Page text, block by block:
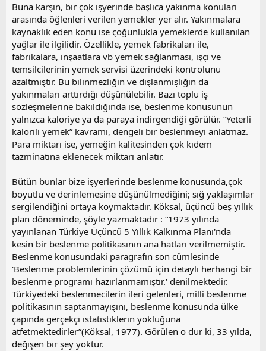
i
Buna karşın, bir çok işyerinde başlıca yakınma konuları
arasında öğlenleri verilen yemekler yer alır. Yakınmalara
kaynaklık eden konu ise çoğunlukla yemeklerde kullanılan
yağlar ile ilgilidir. Özellikle, yemek fabrikaları ile,
fabrikalara, inşaatlara vb yemek sağlanması, işçi ve
temsilcilerinin yemek servisi üzerindeki kontrolunu
azaltmıştır. Bu bilinmezliğin ve dışlanmışlığın da
yakınmaları arttırdığı düşünülebilir. Bazı toplu iş
sözleşmelerine bakıldığında ise, beslenme konusunun
yalnızca kaloriye ya da paraya indirgendiği görülür. “Yeterli
kalorili yemek” kavramı, dengeli bir beslenmeyi anlatmaz.
Para miktarı ise, yemeğin kalitesinden çok kıdem
tazminatına eklenecek miktarı anlatır.
Bütün bunlar bize işyerlerinde beslenme konusunda,çok
boyutlu ve derinlemesine düşünülmediğini; sığ yaklaşımlar
sergilendiğini ortaya koymaktadır. Köksal, üçüncü beş yıllık
plan döneminde, şöyle yazmaktadır : “1973 yılında
yayınlanan Türkiye Üçüncü 5 Yıllık Kalkınma Planı'nda
kesin bir beslenme politikasının ana hatları verilmemiştir.
Beslenme konusundaki paragrafın son cümlesinde
'Beslenme problemlerinin çözümü için detaylı herhangi bir
beslenme programı hazırlanmamıştır.' denilmektedir.
Türkiyedeki beslenmecilerin ileri gelenleri, milli beslenme
politikasının saptanmayışını, beslenme konusunda ülke
çapında gerçekçi istatistiklerin yokluğuna
atfetmektedirler”(Köksal, 1977). Görülen o dur ki, 33 yılda,
değişen bir şey yoktur.